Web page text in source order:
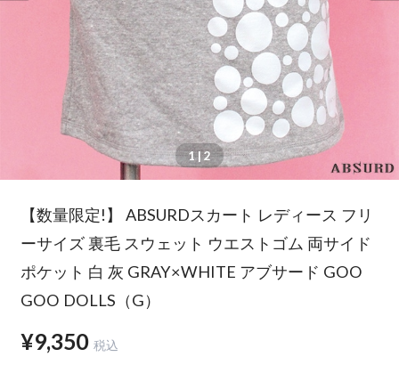
1| 2
【数量限定!】 ABSURDスカート レディース フリ
ーサイズ 裏毛 スウェット ウエストゴム 両サイド
ポケット 白 灰 GRAY×WHITE アブサード GOO
GOO DOLLS（G）
¥9,350 税込